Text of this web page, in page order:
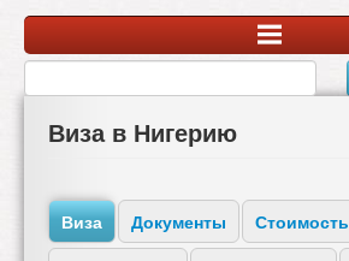
Виза в Нигерию
Виза Документы
Стоимость